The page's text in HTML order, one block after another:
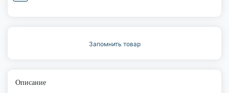
Запомнить товар
Описание